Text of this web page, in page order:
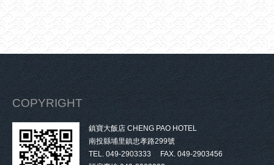
COPYRIGHT
鎮寶大飯店 CHENG PAO HOTEL
南投縣埔里鎮忠孝路299號
TEL. 049-2903333 FAX. 049-2903456